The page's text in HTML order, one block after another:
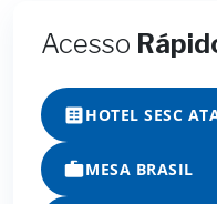
Acesso
HOTEL SESC
MESA BRASIL